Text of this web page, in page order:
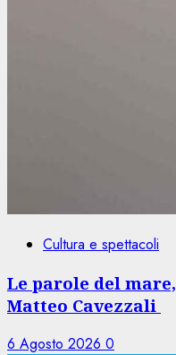
Cultura e spettacoli
Le parole del
Matteo Cavezzali
6 Agosto 2026 0